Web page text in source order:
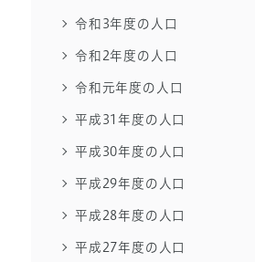
令和3年度の人口
令和2年度の人口
令和元年度の人口
平成31年度の人口
平成30年度の人口
平成29年度の人口
平成28年度の人口
平成27年度の人口